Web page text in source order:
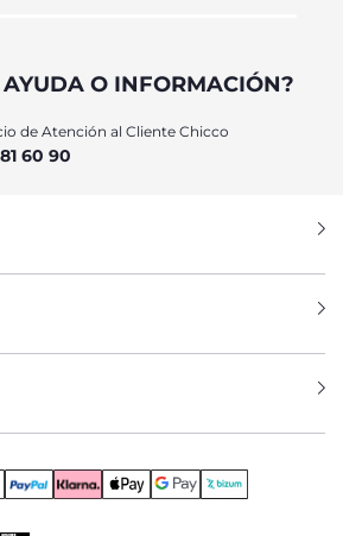
AYUDA O INFORMACIÓN?
de Atención al Cliente Chicco
60 90